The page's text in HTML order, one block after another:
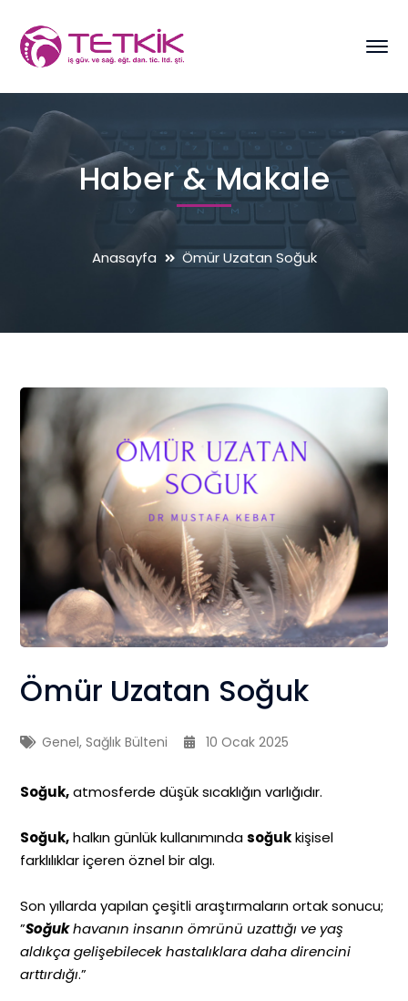
Haber & Makale
Anasayfa Ömür Uzatan Soğuk
Ömür Uzatan Soğuk
Genel,Sağlık Bülteni 10 Ocak 2025
Soğuk,atmosferde düşük sıcaklığın varlığıdır.
Soğuk,halkın günlük kullanımındasoğukkişisel
farklılıklar içeren öznel bir algı.
Son yıllarda yapılan çeşitli araştırmaların ortak sonucu;
”Soğukhavanın insanın ömrünü uzattığı ve yaş
aldıkça gelişebilecek hastalıklara daha direncini
arttırdığı.”